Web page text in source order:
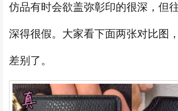
仿品有时会欲盖弥彰印的很深，但
深得很假。大家看下面两张对比图
差别了。